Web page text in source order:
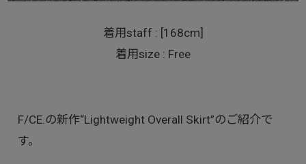
着用staff : [168cm]
着用size : Free
F/CE.の新作“Lightweight Overall Skirt”のご紹介で
す。